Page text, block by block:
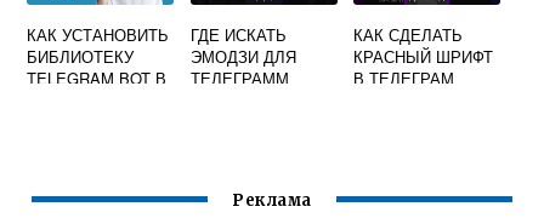
КАК УСТАНОВИТЬ
БИБЛИОТЕКУ
TELEGRAM BOT В
ГДЕ ИСКАТЬ
ЭМОДЗИ ДЛЯ
ТЕЛЕГРАММ
КАК СДЕЛАТЬ
КРАСНЫЙ ШРИФТ
В ТЕЛЕГРАМ
Реклама